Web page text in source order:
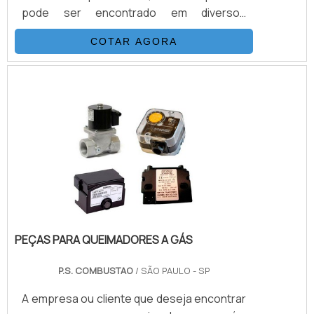
pode ser encontrado em diversos
sistemas de distribuição em decorrência da
sua capacidade de cortar líquidos.
COTAR AGORA
PEÇAS PARA QUEIMADORES A GÁS
P.S. COMBUSTAO/ SÃO PAULO - SP
A empresa ou cliente que deseja encontrar